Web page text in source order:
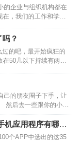
企业与组织机构都在
在，我们的工作和学习
间。戴尔科技集团正
？
的吧，最开始疯狂的
50几以下持续有两周
周增长了100多人，一
互动，给他人点赞评
己的朋友圈子下手，让
然后去一些跟你的小程
引有兴趣的人。 还能找
错，帮忙…
机应用程序有哪
个APP中选出的这35